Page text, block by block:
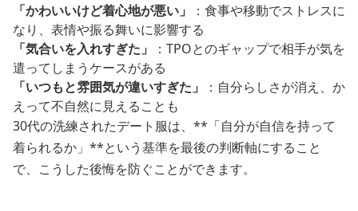
「かわいいけど着心地が悪い」
：食事や移動でストレスに
なり、表情や振る舞いに影響する
「気合いを入れすぎた」
：TPOとのギャップで相手が気を
遣ってしまうケースがある
「いつもと雰囲気が違いすぎた」
：自分らしさが消え、か
えって不自然に見えることも
30代の洗練されたデート服は、**「自分が自信を持って
着られるか」**という基準を最後の判断軸にすること
で、こうした後悔を防ぐことができます。